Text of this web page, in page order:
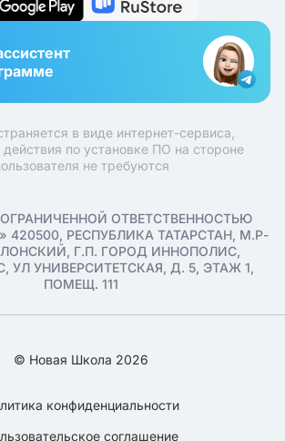
в виде интернет-сервиса,
по установке ПО на стороне
не требуются
ОТВЕТСТВЕННОСТЬЮ
420500, РЕСПУБЛИКА ТАТАРСТАН, М.Р-
Г.П. ГОРОД ИННОПОЛИС,
УЛ УНИВЕРСИТЕТСКАЯ, Д. 5, ЭТАЖ 1,
ПОМЕЩ. 111
© Новая Школа 2026
конфиденциальности
соглашение